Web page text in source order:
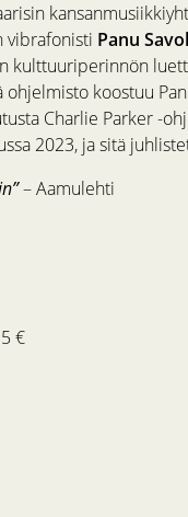
vibrafonisti Panu
kulttuuriperinnön
koostuu
Charlie Parker -
2023, ja sitä
– Aamulehti
€